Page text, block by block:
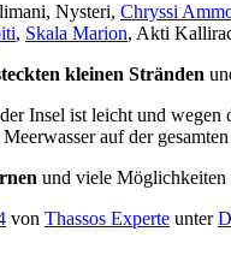
Nysteri, Chryssi
, Skala Marion, Akti
kleinen Stränden
Insel ist leicht und
auf der
und viele Möglichkeiten
von Thassos Experte unter